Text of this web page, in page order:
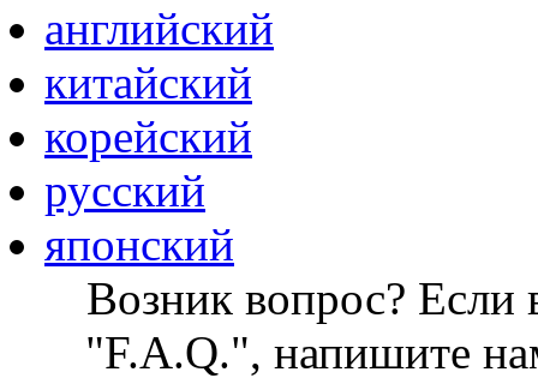
английский
китайский
корейский
русский
японский
Возник вопрос? Если
"F.A.Q.", напишите